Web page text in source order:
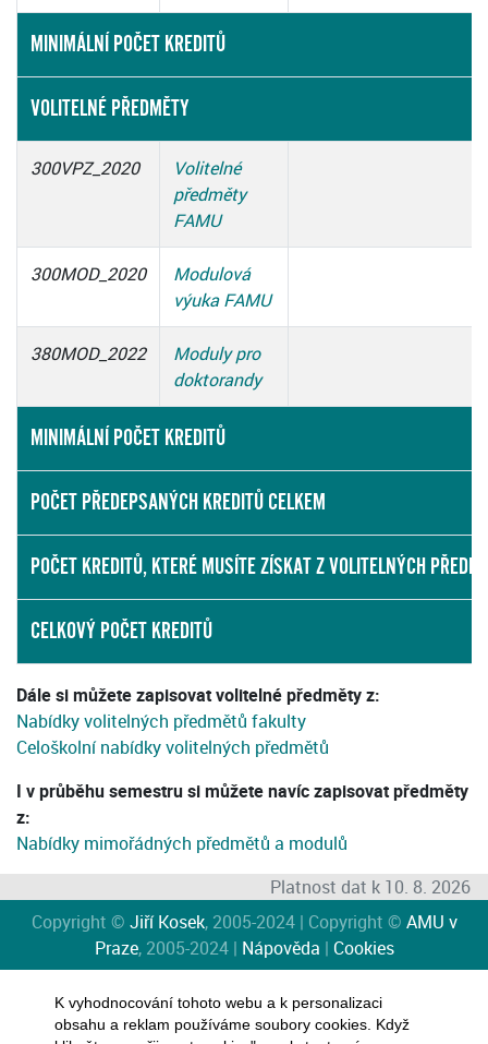
MINIMÁLNÍ POČET KREDITŮ
VOLITELNÉ PŘEDMĚTY
300VPZ_2020
Volitelné
předměty
FAMU
300MOD_2020
Modulová
výuka FAMU
380MOD_2022
Moduly pro
doktorandy
MINIMÁLNÍ POČET KREDITŮ
POČET PŘEDEPSANÝCH KREDITŮ CELKEM
POČET KREDITŮ, KTERÉ MUSÍTE ZÍSKAT Z VOLITELNÝCH
CELKOVÝ POČET KREDITŮ
Dále si můžete zapisovat volitelné předměty z:
Nabídky volitelných předmětů fakulty
Celoškolní nabídky volitelných předmětů
I v průběhu semestru si můžete navíc zapisovat předměty
z:
Nabídky mimořádných předmětů a modulů
Platnost dat k 10. 8. 2026
Copyright © Jiří Kosek, 2005-2024 | Copyright © AMU v
Praze, 2005-2024 | Nápověda | Cookies
K vyhodnocování tohoto webu a k personalizaci
obsahu a reklam používáme soubory cookies. Když